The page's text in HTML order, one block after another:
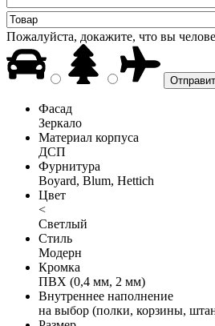
Пожалуйста, докажите, что вы
Фасад
Зеркало
Материал корпуса
ДСП
Фурнитура
Boyard, Blum, Hettich
Цвет
<
Светлый
Стиль
Модерн
Кромка
ПВХ (0,4 мм, 2 мм)
Внутреннее наполнение
на выбор (полки, корзины,